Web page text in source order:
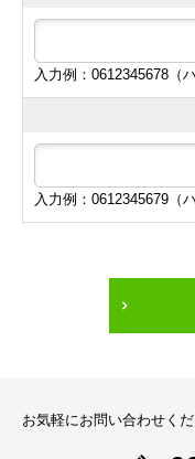
入力例：0612345678（
入力例：0612345679（
お気軽にお問い合わせく